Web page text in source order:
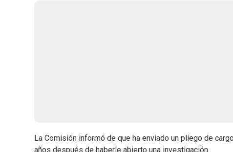
La Comisión informó de que ha enviado un pliego de
años después de haberle abierto una investigación.